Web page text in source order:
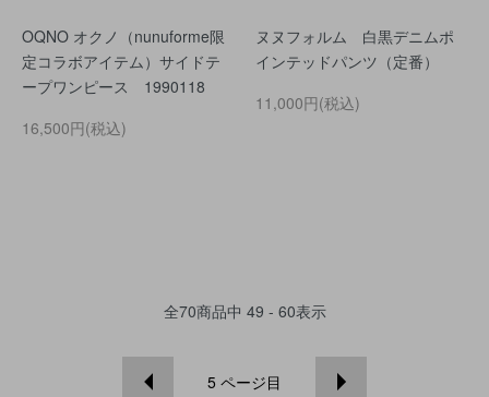
OQNO オクノ（nunuforme限
定コラボアイテム）サイドテ
ープワンピース 1990118
16,500円(税込)
ヌヌフォルム 白黒デニムポ
インテッドパンツ（定番）
11,000円(税込)
全70商品中 49 - 60表示
5 ページ目